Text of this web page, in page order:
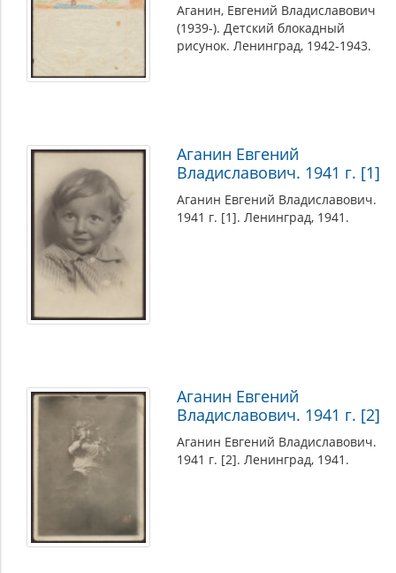
Аганин, Евгений Владиславович
(1939-). Детский блокадный
рисунок. Ленинград, 1942-1943.
Аганин Евгений
Владиславович. 1941 г. [1]
Аганин Евгений Владиславович.
1941 г. [1]. Ленинград, 1941.
Аганин Евгений
Владиславович. 1941 г. [2]
Аганин Евгений Владиславович.
1941 г. [2]. Ленинград, 1941.